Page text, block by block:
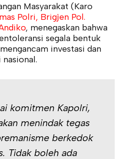
Masyarakat (Karo
Polri, Brigjen Pol.
, menegaskan bahwa
segala bentuk
investasi dan
komitmen Kapolri,
menindak tegas
berkedok
Tidak boleh ada